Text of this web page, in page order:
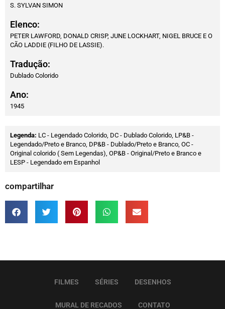
S. SYLVAN SIMON
Elenco:
PETER LAWFORD, DONALD CRISP, JUNE LOCKHART, NIGEL BRUCE E O
CÃO LADDIE (FILHO DE LASSIE).
Tradução:
Dublado Colorido
Ano:
1945
Legenda: LC - Legendado Colorido, DC - Dublado Colorido, LP&B -
Legendado/Preto e Branco, DP&B - Dublado/Preto e Branco, OC -
Original colorido ( Sem Legendas), OP&B - Original/Preto e Branco e
LESP - Legendado em Espanhol
compartilhar
FILMES SÉRIES DESENHOS
MURAL DE RECADOS CONTATO